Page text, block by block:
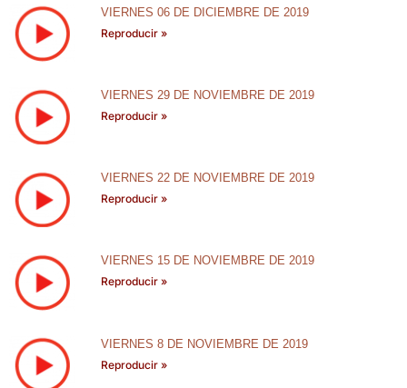
VIERNES 06 DE DICIEMBRE DE 2019
Reproducir »
VIERNES 29 DE NOVIEMBRE DE 2019
Reproducir »
VIERNES 22 DE NOVIEMBRE DE 2019
Reproducir »
VIERNES 15 DE NOVIEMBRE DE 2019
Reproducir »
VIERNES 8 DE NOVIEMBRE DE 2019
Reproducir »